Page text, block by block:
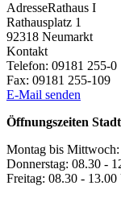
AdresseRathaus I
Rathausplatz 1
92318 Neumarkt
Kontakt
Telefon: 09181 255-0
Fax: 09181 255-109
E-Mail senden
Öffnungszeiten
Montag bis
Donnerstag: 08.30 -
Freitag: 08.30 - 13.00